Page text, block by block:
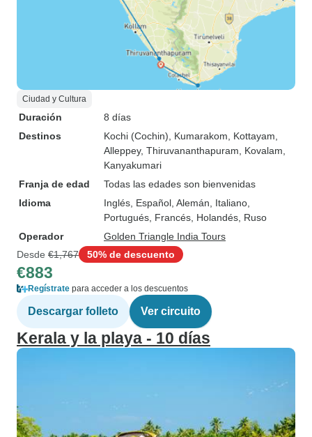
Ciudad y Cultura
Duración
8 días
Destinos
Kochi (Cochin) , Kumarakom , Kottayam
Alleppey, Thiruvananthapuram , Kovalam
Kanyakumari
Franja de edad
Todas las edades son bienvenidas
Idioma
Inglés, Español, Alemán, Italiano,
Portugués, Francés, Holandés, Ruso
Operador
Golden Triangle India Tours
Desde €1,767 50% de descuento
€883
Regístrate para acceder a los descuentos
Descargar folleto Ver circuito
Kerala y la playa - 10 días